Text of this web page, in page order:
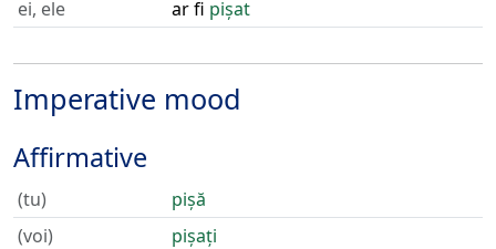
ei, ele
ar fi pișat
Imperative mood
Affirmative
(tu)
pișă
(voi)
pișați